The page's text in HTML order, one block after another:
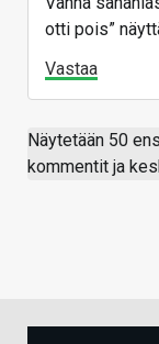
voi enää
koneella.
otti pois”
Vastaa
Näytetään 50
kommentit ja